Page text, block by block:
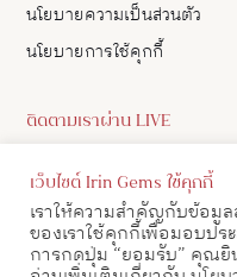
นโยบายความเป็นส่วนตัว
นโยบายการใช้คุกกี้
ติดตามเราผ่าน LIVE
ดูอัปเดตสินค้า และ เลือกซื้อสิ
ได้
ดูตาราง LIVE
เว็บไซต์ Irin Gems ใช้คุกกี้
เราให้ความสำคัญกับข้อมู
ของเราใช้คุกกี้เพื่อมอบป
การกดปุ่ม “ยอมรับ” คุณยิ